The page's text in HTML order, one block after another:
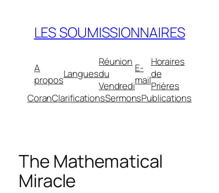
contenuLES SOUMISSIONNAIRES
A
proposLangues
Réunion
du
Vendredi
E-
mail
Horaires
de
Prières
CoranClarificationsSermonsPublications
The Mathematical
Miracle